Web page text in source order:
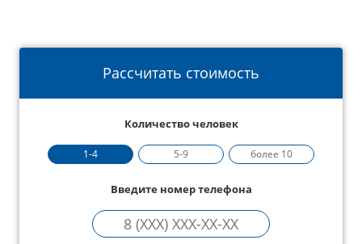
Рассчитать стоимость
Количество человек
1-4 5-9 более 10
Введите номер телефона